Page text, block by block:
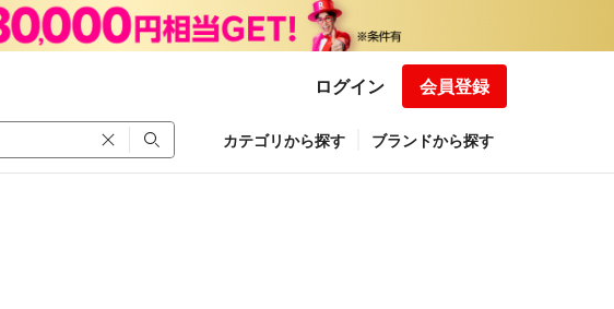
ログイン 会員登録
カテゴリから探す ブランドから探す